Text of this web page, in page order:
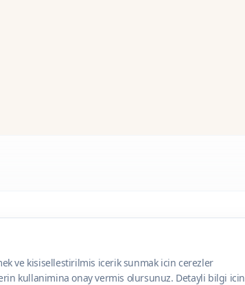
ve kisisellestirilmis icerik sunmak icin cerezler
kullanimina onay vermis olursunuz. Detayli bilgi icin